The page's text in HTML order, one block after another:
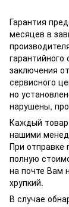
Гарантия
месяцев в
заключения
сервисного
но
нарушены,
Каждый товар
нашими
При отправке
полную
на почте Вам
хрупкий.
В случае